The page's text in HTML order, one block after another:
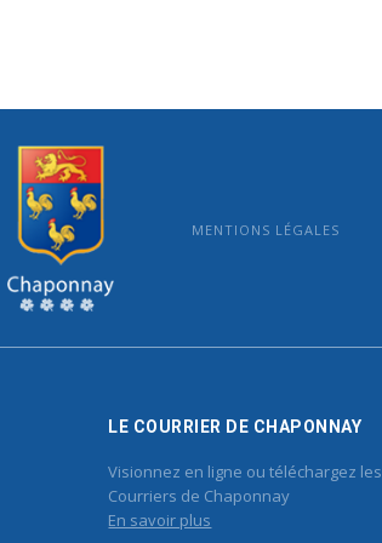
MENTIONS LÉGALES
LE COURRIER DE CHAPONNAY
Visionnez en ligne ou téléchargez les
Courriers de Chaponnay
En savoir plus